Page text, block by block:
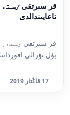
قر سىرتقى
تاعايىندالدى
قر سىرتقى ٸستەر
بۇل تۋرالى
17 قاڭتار 2019